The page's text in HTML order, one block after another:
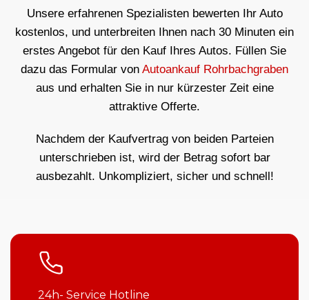
Unsere erfahrenen Spezialisten bewerten Ihr Auto
kostenlos, und unterbreiten Ihnen nach 30 Minuten ein
erstes Angebot für den Kauf Ihres Autos. Füllen Sie
dazu das Formular von Autoankauf Rohrbachgraben
aus und erhalten Sie in nur kürzester Zeit eine
attraktive Offerte.
Nachdem der Kaufvertrag von beiden Parteien
unterschrieben ist, wird der Betrag sofort bar
ausbezahlt. Unkompliziert, sicher und schnell!
24h- Service Hotline